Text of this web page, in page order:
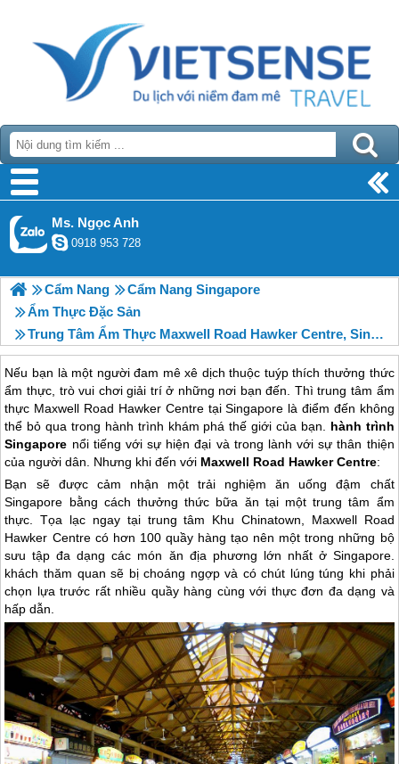
Ms. Ngọc Anh
0918 953 728
Cẩm Nang
Cẩm Nang Singapore
Ẩm Thực Đặc Sản
Trung Tâm Ẩm Thực Maxwell Road Hawker Centre, Singapore
Nếu bạn là một người đam mê xê dịch thuộc tuýp thích thưởng thức
ẩm thực, trò vui chơi giải trí ở những nơi bạn đến. Thì trung tâm ẩm
thực Maxwell Road Hawker Centre tại Singapore là điểm đến không
thể bỏ qua trong hành trình khám phá thế giới của bạn. hành trình
Singapore nổi tiếng với sự hiện đại và trong lành với sự thân thiện
của người dân. Nhưng khi đến với Maxwell Road Hawker Centre:
Bạn sẽ được cảm nhận một trải nghiệm ăn uống đậm chất
Singapore bằng cách thưởng thức bữa ăn tại một trung tâm ẩm
thực. Tọa lạc ngay tại trung tâm Khu Chinatown, Maxwell Road
Hawker Centre có hơn 100 quầy hàng tạo nên một trong những bộ
sưu tập đa dạng các món ăn địa phương lớn nhất ở Singapore.
khách thăm quan sẽ bị choáng ngợp và có chút lúng túng khi phải
chọn lựa trước rất nhiều quầy hàng cùng với thực đơn đa dạng và
hấp dẫn.